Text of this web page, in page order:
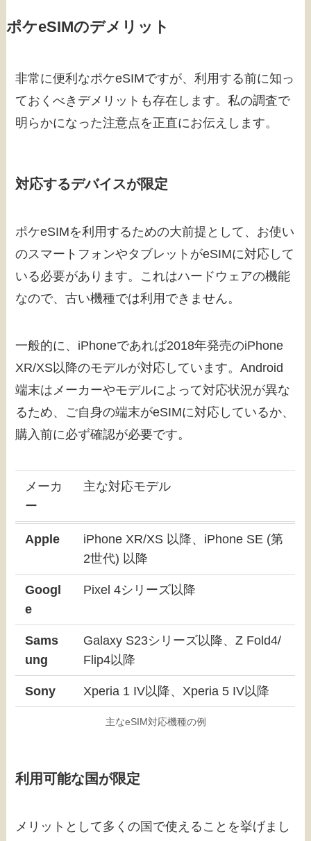
ポケeSIMのデメリット
非常に便利なポケeSIMですが、利用する前に知っ
ておくべきデメリットも存在します。私の調査で
明らかになった注意点を正直にお伝えします。
対応するデバイスが限定
ポケeSIMを利用するための大前提として、お使い
のスマートフォンやタブレットがeSIMに対応して
いる必要があります。これはハードウェアの機能
なので、古い機種では利用できません。
一般的に、iPhoneであれば2018年発売のiPhone
XR/XS以降のモデルが対応しています。Android
端末はメーカーやモデルによって対応状況が異な
るため、ご自身の端末がeSIMに対応しているか、
購入前に必ず確認が必要です。
メーカ
ー
主な対応モデル
Apple
iPhone XR/XS 以降、iPhone SE (第
2世代) 以降
Googl
e
Pixel 4シリーズ以降
Sams
ung
Galaxy S23シリーズ以降、Z Fold4/
Flip4以降
Sony Xperia 1 IV以降、Xperia 5 IV以降
主なeSIM対応機種の例
利用可能な国が限定
メリットとして多くの国で使えることを挙げまし